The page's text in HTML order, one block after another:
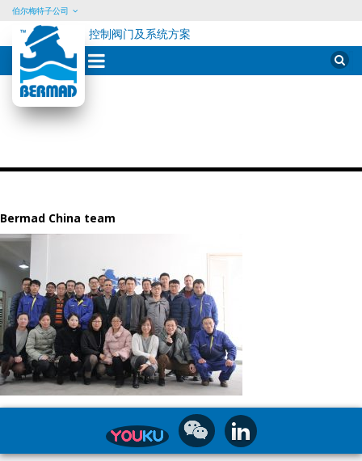
Skip
to
content
伯尔梅特子公司
控制阀门及系统方案
for:
Bermad China team